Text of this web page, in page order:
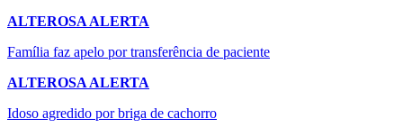
ALTEROSA ALERTA
Família faz apelo por transferência de paciente
ALTEROSA ALERTA
Idoso agredido por briga de cachorro